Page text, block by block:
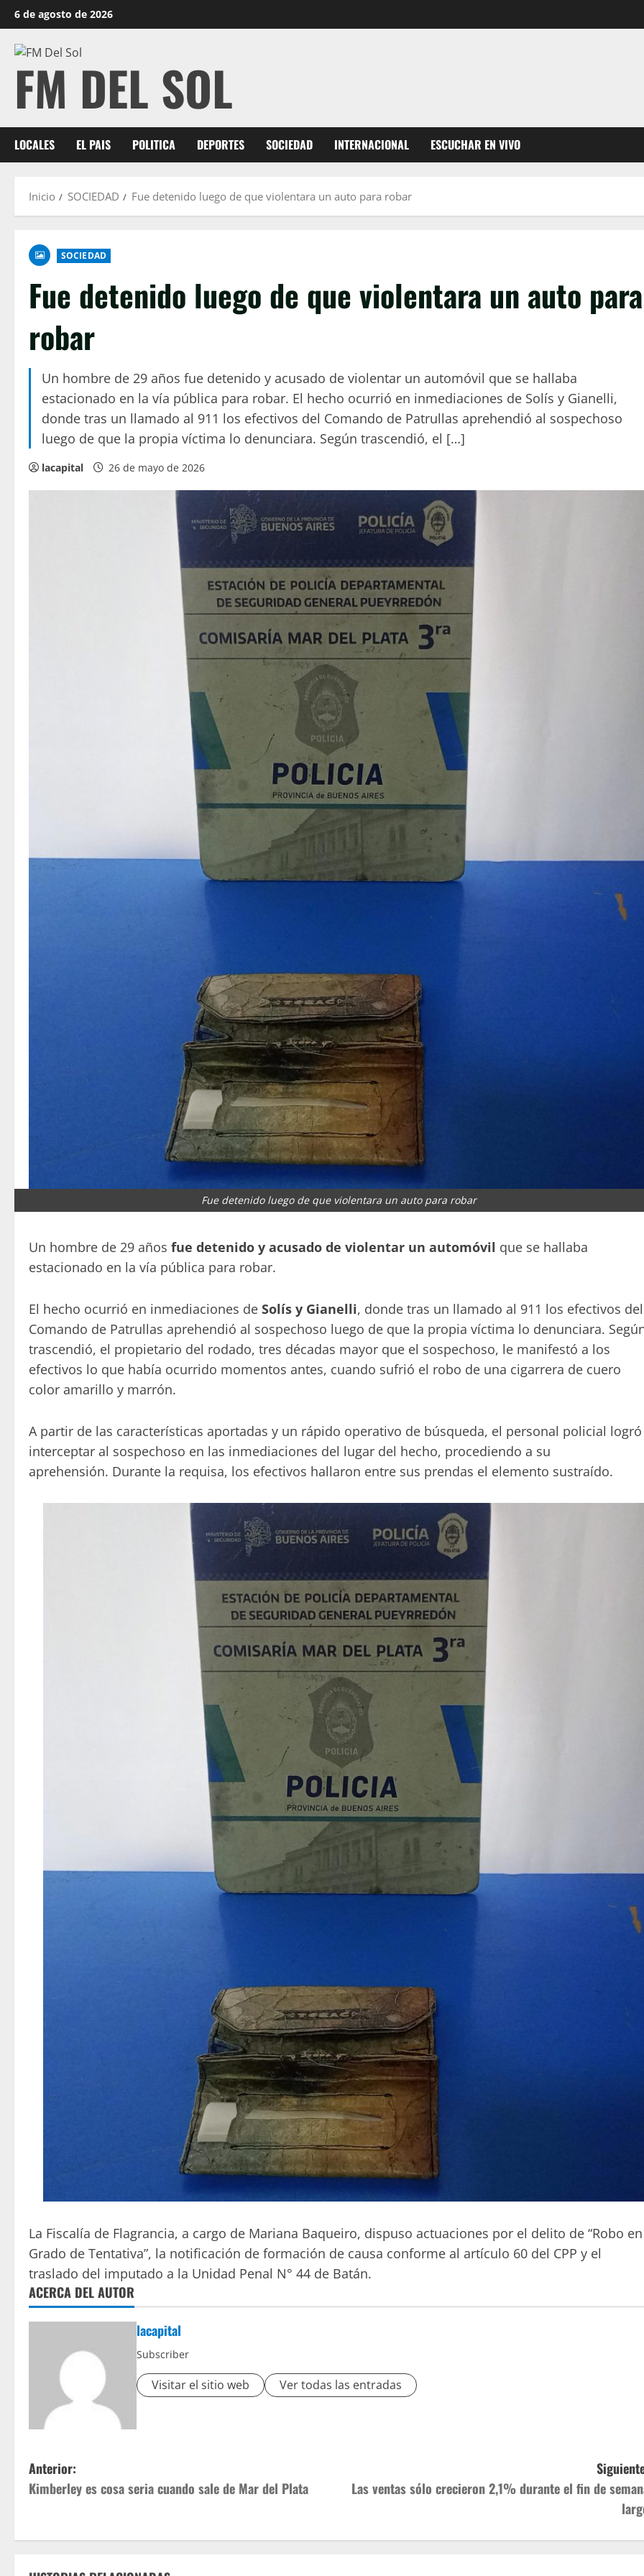
6 de agosto de 2026
FM DEL SOL
LOCALES EL PAIS POLITICA DEPORTES SOCIEDAD INTERNACIONAL ESCUCHAR EN VIVO
Inicio SOCIEDAD Fue detenido luego de que violentara un auto para robar
SOCIEDAD
Fue detenido luego de que violentara un auto para
robar
Un hombre de 29 años fue detenido y acusado de violentar un automóvil que se hallaba
estacionado en la vía pública para robar. El hecho ocurrió en inmediaciones de Solís y Gianelli,
donde tras un llamado al 911 los efectivos del Comando de Patrullas aprehendió al sospechoso
luego de que la propia víctima lo denunciara. Según trascendió, el […]
lacapital 26 de mayo de 2026
Fue detenido luego de que violentara un auto para robar
Un hombre de 29 años fue detenido y acusado de violentar un automóvil que se hallaba
estacionado en la vía pública para robar.
El hecho ocurrió en inmediaciones de Solís y Gianelli, donde tras un llamado al 911 los efectivos del
Comando de Patrullas aprehendió al sospechoso luego de que la propia víctima lo denunciara.
trascendió, el propietario del rodado, tres décadas mayor que el sospechoso, le manifestó a los
efectivos lo que había ocurrido momentos antes, cuando sufrió el robo de una cigarrera de cuero
color amarillo y marrón.
A partir de las características aportadas y un rápido operativo de búsqueda, el personal policial logró
interceptar al sospechoso en las inmediaciones del lugar del hecho, procediendo a su
aprehensión. Durante la requisa, los efectivos hallaron entre sus prendas el elemento sustraído.
La Fiscalía de Flagrancia, a cargo de Mariana Baqueiro, dispuso actuaciones por el delito de “Robo en
Grado de Tentativa”, la notificación de formación de causa conforme al artículo 60 del CPP y el
traslado del imputado a la Unidad Penal N° 44 de Batán.
ACERCA DEL AUTOR
lacapital
Subscriber
Visitar el sitio web Ver todas las entradas
Anterior:
Kimberley es cosa seria cuando sale de Mar del Plata
Las ventas sólo crecieron 2,1% durante el fin de